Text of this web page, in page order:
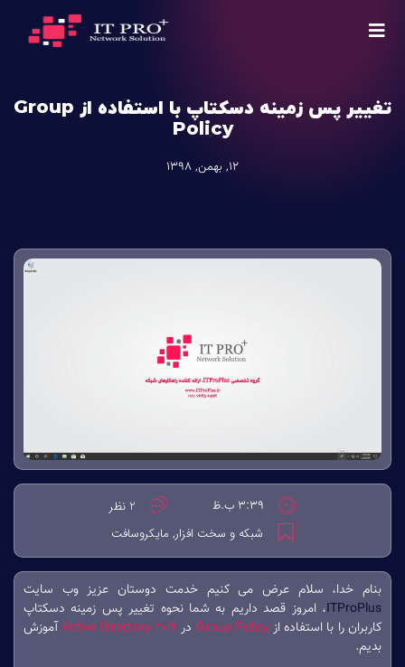
تغییر پس زمینه دسکتاپ با استفاده از Group
Policy
3:39 ب.ظ
شبکه و سخت افزار,مایکروسافت
بنام خدا، سلام عرض می کنیم خدمت دوستان عزیز وب سایت
ITProPlus، امروز قصد داریم به شما نحوه تغییر پس زمینه دسکتاپ
کاربران را با استفاده از Group Policyدر Active Directory 2016آموزش
بدیم.